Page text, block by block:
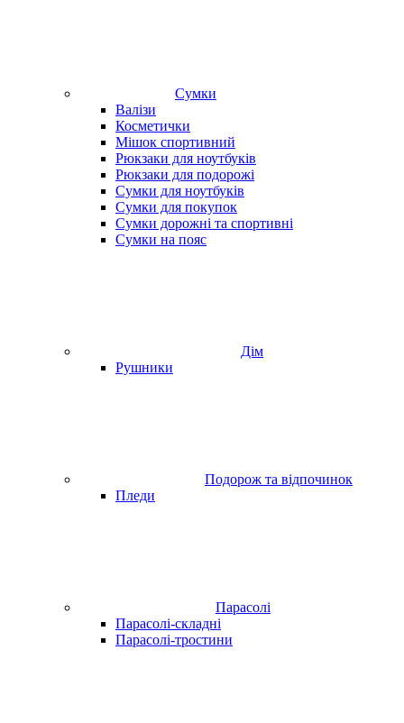
Сумки
Валізи
Косметички
Мішок спортивний
Рюкзаки для ноутбуків
Рюкзаки для подорожі
Сумки для ноутбуків
Сумки для покупок
Сумки дорожні та спортивні
Сумки на пояс
Дім
Рушники
Подорож та відпочинок
Пледи
Парасолі
Парасолі-складні
Парасолі-тростини